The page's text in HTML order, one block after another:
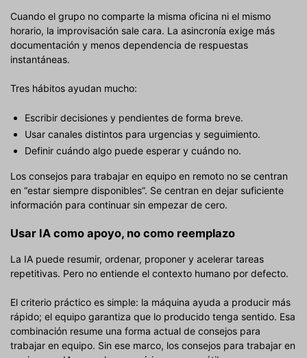
Cuando el grupo no comparte la misma oficina ni el mismo
horario, la improvisación sale cara. La asincronía exige más
documentación y menos dependencia de respuestas
instantáneas.
Tres hábitos ayudan mucho:
Escribir decisiones y pendientes de forma breve.
Usar canales distintos para urgencias y seguimiento.
Definir cuándo algo puede esperar y cuándo no.
Los consejos para trabajar en equipo en remoto no se centran
en “estar siempre disponibles”. Se centran en dejar suficiente
información para continuar sin empezar de cero.
Usar IA como apoyo, no como reemplazo
La IA puede resumir, ordenar, proponer y acelerar tareas
repetitivas. Pero no entiende el contexto humano por defecto.
El criterio práctico es simple: la máquina ayuda a producir más
rápido; el equipo garantiza que lo producido tenga sentido. Esa
combinación resume una forma actual de consejos para
trabajar en equipo. Sin ese marco, los consejos para trabajar en